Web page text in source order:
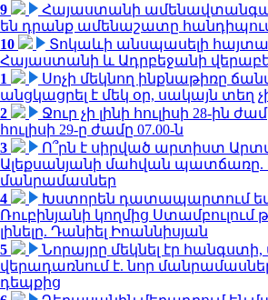
9
Հայաստանի
են դրանք ամենաշատը
10
Տոկաևի անսպասելի
Հայաստանի և Ադրբեջանի
1
Սոչի մեկնող ինքնաթիռը
անցկացրել է մեկ օր, սակայն տեղ
2
Ջուր չի լինի հուլիսի 28-ին
հուլիսի 29-ը ժամը 07.00-ն
3
Ո՞րն է սիրված արտիստ
Ալեքսանյանի մահվան պատճառը.
մանրամասներ
4
Խստորեն դատապարտում եմ
Ռուբինյանի կողմից Ստամբուլում
լինելը. Դանիել Իոաննիսյան
5
Նորայրը մեկնել էր
վերադառնում է. նոր
դեպքից